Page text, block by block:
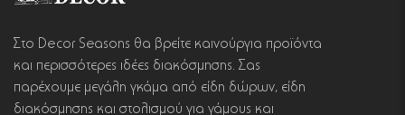
Στο Decor Seasons θα βρείτε καινούργια προϊόντα
και περισσότερες ιδέες διακόσμησης. Σας
παρέχουμε μεγάλη γκάμα από είδη δώρων, είδη
διακόσμησης και στολισμού για γάμους και